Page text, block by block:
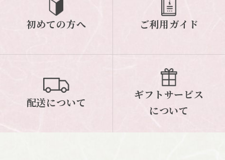
初めての方へ ご利用ガイド
配送について
ギフトサービス
について